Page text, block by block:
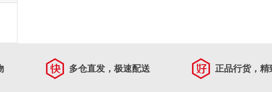
多仓直发，极速配送 正品行货，精